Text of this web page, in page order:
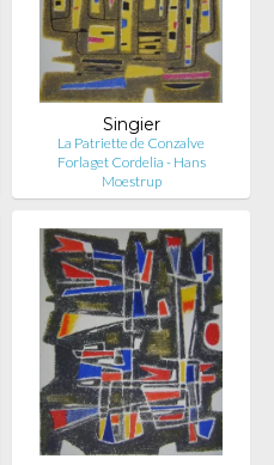
Singier
La Patriette de Conzalve
Forlaget Cordelia - Hans
Moestrup